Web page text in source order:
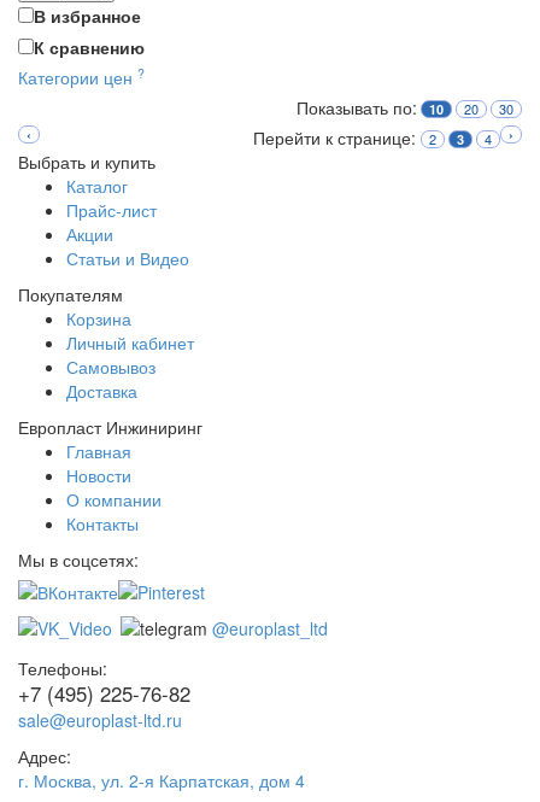
В избранное
К сравнению
Категории цен ?
Показывать по: 10 20 30
Перейти к странице:
‹ 2 3 4 ›
Выбрать и купить
Каталог
Прайс-лист
Акции
Статьи и Видео
Покупателям
Корзина
Личный кабинет
Самовывоз
Доставка
Европласт Инжиниринг
Главная
Новости
О компании
Контакты
Мы в соцсетях:
@europlast_ltd
Телефоны:
+7 (495) 225-76-82
sale@europlast-ltd.ru
Адрес:
г. Москва, ул. 2-я Карпатская, дом 4